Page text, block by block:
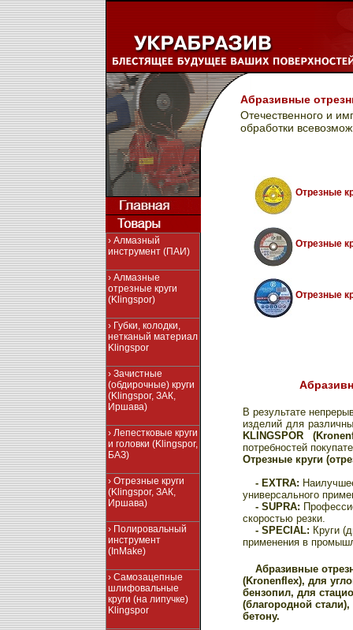
› Алмазный
инструмент (ПАИ)
› Алмазные
отрезные круги
(Klingspor)
› Губки, колодки,
нетканый материал
Klingspor
› Зачистные
(обдирочные) круги
(Klingspor, ЗАК,
Иршава)
› Лепестковые круги
и головки (Klingspor,
БАЗ)
› Отрезные круги
(Klingspor, ЗАК,
Иршава)
› Полировальный
инструмент
(InMake)
› Самозацепные
шлифовальные
круги (на липучке)
Klingspor
Абразивные
Отечественного и
обработки
Отрезные
Отрезные
Отрезные
В результате
изделий для
KLINGSPOR
потребностей
Отрезные круги
- EXTRA:
универсального
- SUPRA:
скоростью резки.
- SPECIAL: Круги
применения в
Абразивные
(Kronenflex), для
бензопил, для
(благородной
бетону.